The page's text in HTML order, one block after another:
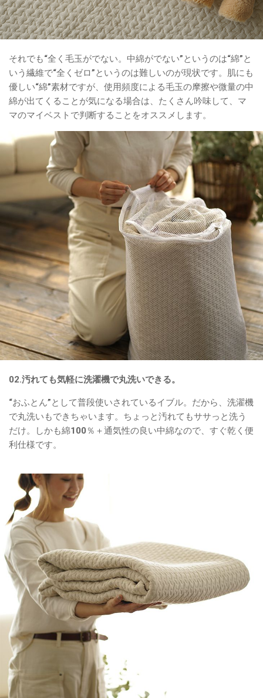
それでも“全く毛玉がでない。中綿がでない”というのは“綿”と
いう繊維で“全くゼロ”というのは難しいのが現状です。肌にも
優しい“綿”素材ですが、使用頻度による毛玉の摩擦や微量の中
綿が出てくることが気になる場合は、たくさん吟味して、マ
マのマイベストで判断することをオススメします。
02.汚れても気軽に洗濯機で丸洗いできる。
“おふとん”として普段使いされているイブル。だから、洗濯機
で丸洗いもできちゃいます。ちょっと汚れてもササっと洗う
だけ。しかも綿100％＋通気性の良い中綿なので、すぐ乾く便
利仕様です。